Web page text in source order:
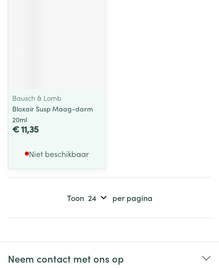
Bausch & Lomb
Bloxair Susp Maag-darm
20ml
€ 11,35
Niet beschikbaar
Toon per pagina
Neem contact met ons op